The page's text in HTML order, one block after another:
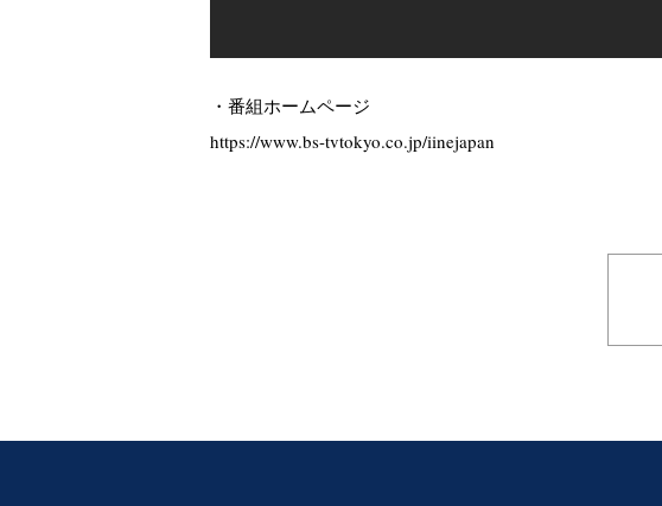
・番組ホームページ
https://www.bs-tvtokyo.co.jp/iinejapan